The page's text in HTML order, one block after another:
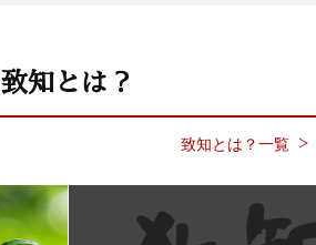
致知とは？
致知とは？一覧